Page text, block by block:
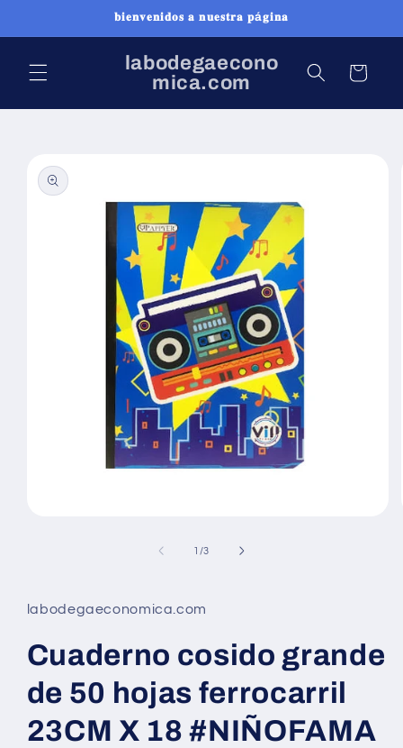
al contenido
𝐛𝐢𝐞𝐧𝐯𝐞𝐧𝐢𝐝𝐨𝐬 𝐚 𝐧𝐮𝐞𝐬𝐭𝐫𝐚 𝐩á𝐠𝐢𝐧𝐚
labodegaecono
mica.com
Carrito
información
ventana
modal
1 /de
3
labodegaeconomica.com
Cuaderno cosido grande
de 50 hojas ferrocarril
23CM X 18 #NIÑOFAMA